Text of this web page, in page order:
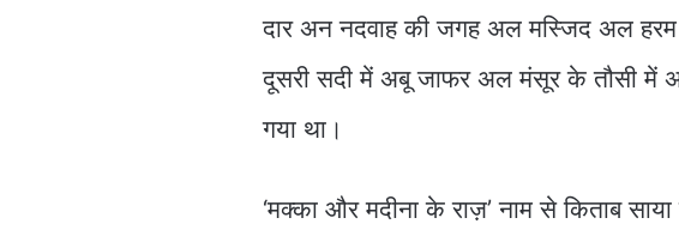
दार अन नदवाह की जगह अल मस्जिद अल हरम
दूसरी सदी में अबू जाफर अल मंसूर के तौसी में
गया था।
‘मक्का और मदीना के राज़’ नाम से किताब